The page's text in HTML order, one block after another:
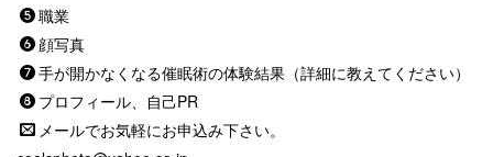
職業
顔写真
手が開かなくなる催眠術の体験結果（詳細に教えてください）
プロフィール、自己PR
メールでお気軽にお申込み下さい。